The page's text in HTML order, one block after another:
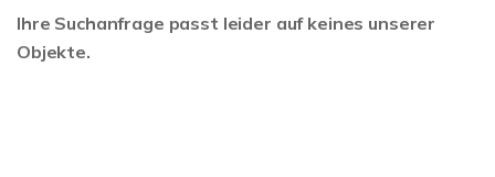
Ihre Suchanfrage passt leider auf keines unserer
Objekte.